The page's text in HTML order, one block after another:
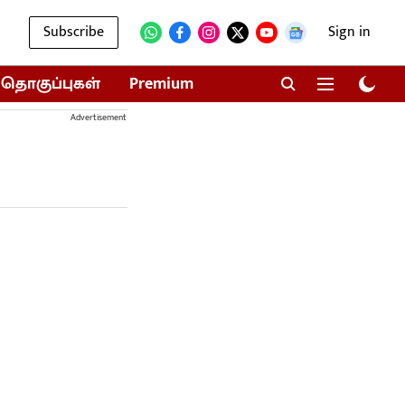
Subscribe Sign in
தொகுப்புகள் Premium
Advertisement